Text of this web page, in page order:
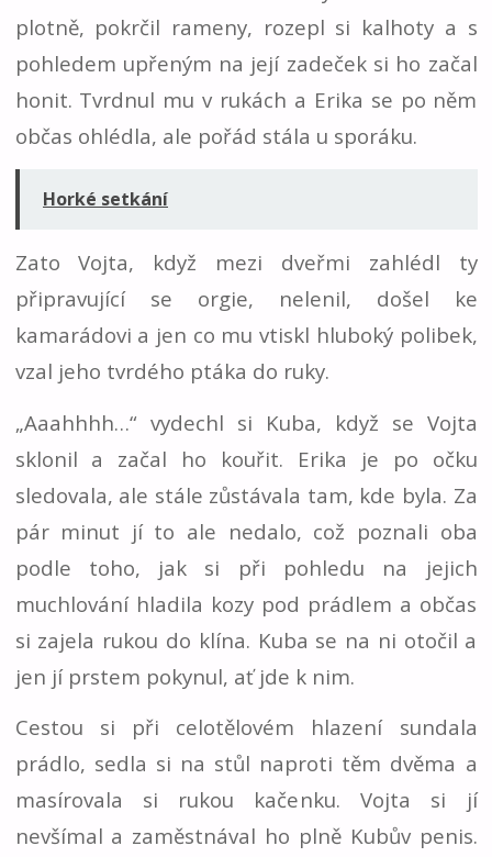
plotně, pokrčil rameny, rozepl si kalhoty a s
pohledem upřeným na její zadeček si ho začal
honit. Tvrdnul mu v rukách a Erika se po něm
občas ohlédla, ale pořád stála u sporáku.
Horké setkání
Zato Vojta, když mezi dveřmi zahlédl ty
připravující se orgie, nelenil, došel ke
kamarádovi a jen co mu vtiskl hluboký polibek,
vzal jeho tvrdého ptáka do ruky.
„Aaahhhh…“ vydechl si Kuba, když se Vojta
sklonil a začal ho kouřit. Erika je po očku
sledovala, ale stále zůstávala tam, kde byla. Za
pár minut jí to ale nedalo, což poznali oba
podle toho, jak si při pohledu na jejich
muchlování hladila kozy pod prádlem a občas
si zajela rukou do klína. Kuba se na ni otočil a
jen jí prstem pokynul, ať jde k nim.
Cestou si při celotělovém hlazení sundala
prádlo, sedla si na stůl naproti těm dvěma a
masírovala si rukou kačenku. Vojta si jí
nevšímal a zaměstnával ho plně Kubův penis.